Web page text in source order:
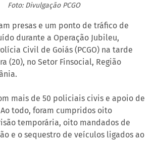
Foto: Divulgação PCGO
presas e um ponto de tráfico de
durante a Operação Jubileu,
Civil de Goiás (PCGO) na tarde
(20), no Setor Finsocial, Região
mais de 50 policiais civis e apoio de
todo, foram cumpridos oito
temporária, oito mandados de
e o sequestro de veículos ligados ao